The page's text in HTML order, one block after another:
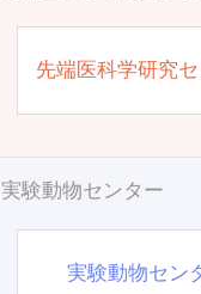
先端医科学研究
実験動物センター
実験動物セン